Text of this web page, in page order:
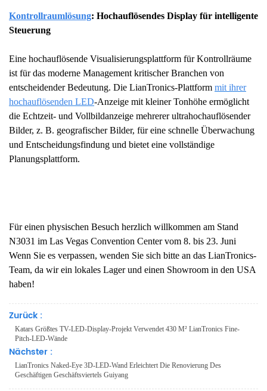
Kontrollraumlösung: Hochauflösendes Display für intelligente
Steuerung
Eine hochauflösende Visualisierungsplattform für Kontrollräume
ist für das moderne Management kritischer Branchen von
entscheidender Bedeutung. Die LianTronics-Plattform mit ihrer
hochauflösenden LED-Anzeige mit kleiner Tonhöhe ermöglicht
die Echtzeit- und Vollbildanzeige mehrerer ultrahochauflösender
Bilder, z. B. geografischer Bilder, für eine schnelle Überwachung
und Entscheidungsfindung und bietet eine vollständige
Planungsplattform.
Für einen physischen Besuch herzlich willkommen am Stand
N3031 im Las Vegas Convention Center vom 8. bis 23. Juni
Wenn Sie es verpassen, wenden Sie sich bitte an das LianTronics-
Team, da wir ein lokales Lager und einen Showroom in den USA
haben!
Zurück :
Katars Größtes TV-LED-Display-Projekt Verwendet 430 M² LianTronics Fine-
Pitch-LED-Wände
Nächster :
LianTronics Naked-Eye 3D-LED-Wand Erleichtert Die Renovierung Des
Geschäftigen Geschäftsviertels Guiyang